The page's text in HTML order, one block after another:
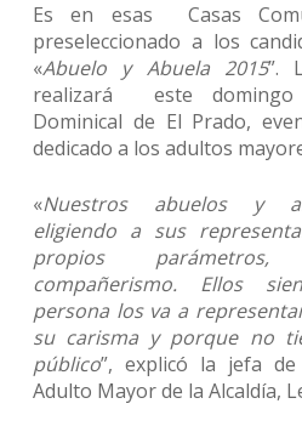
Es en esas Casas
preseleccionado a los
«Abuelo y Abuela 2015”.
realizará este
Dominical de El Prado,
dedicado a los adultos
«Nuestros abuelos y
eligiendo a sus
propios
compañerismo. Ellos
persona los va a
su carisma y porque no
público”, explicó la jefa
Adulto Mayor de la Alcaldía,